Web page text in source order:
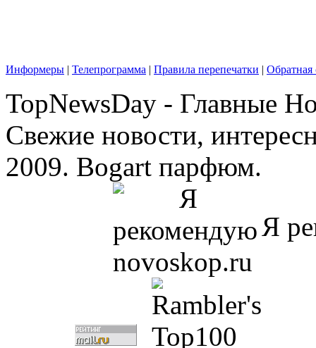
Информеры | Телепрограмма | Правила перепечатки | Обратная
TopNewsDay - Главные
Свежие новости,
2009. Bogart парфюм.
Я